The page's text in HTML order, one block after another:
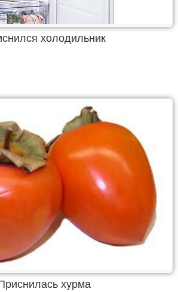
холодильник
хурма